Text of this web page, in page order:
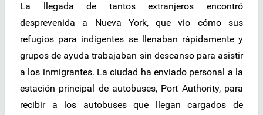
La llegada de tantos extranjeros encontró
desprevenida a Nueva York, que vio cómo sus
refugios para indigentes se llenaban rápidamente y
grupos de ayuda trabajaban sin descanso para asistir
a los inmigrantes. La ciudad ha enviado personal a la
estación principal de autobuses, Port Authority, para
recibir a los autobuses que llegan cargados de